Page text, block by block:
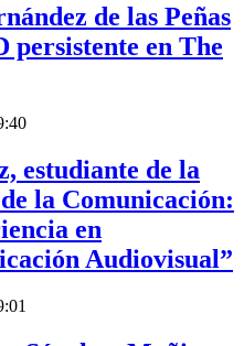
de las Peñas
persistente en The
estudiante de la
la Comunicación:
en
Audiovisual”